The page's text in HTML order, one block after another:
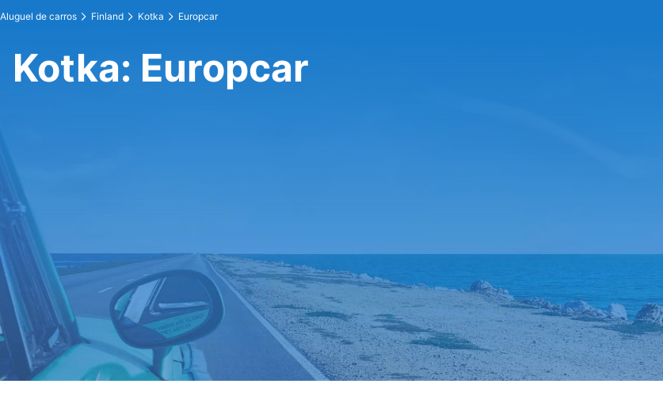
Aluguel de carros Finland Kotka Europcar
Kotka: Europcar